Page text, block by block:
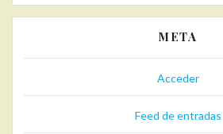
META
Acceder
Feed de entradas